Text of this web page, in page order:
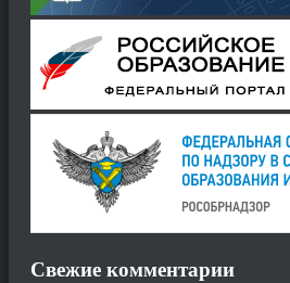
Свежие комментарии